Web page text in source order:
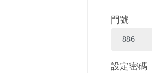
門號
+886
設定密碼